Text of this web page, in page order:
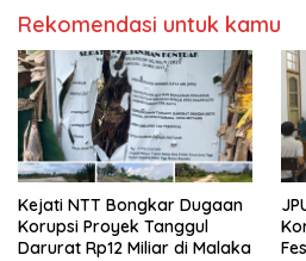
Rekomendasi untuk kamu
Kejati NTT Bongkar Dugaan
Korupsi Proyek Tanggul
Darurat Rp12 Miliar di Malaka